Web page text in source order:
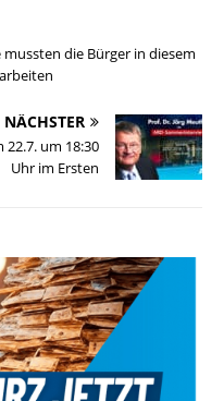
die Bürger in diesem
NÄCHSTER
22.7. um 18:30
Uhr im Ersten